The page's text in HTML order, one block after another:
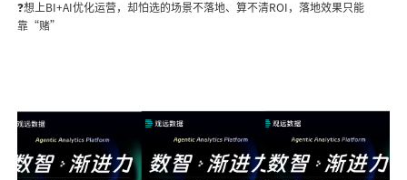
❓想上BI+AI优化运营，却怕选的场景不落地、算不清ROI，落地效果只能
靠“赌”